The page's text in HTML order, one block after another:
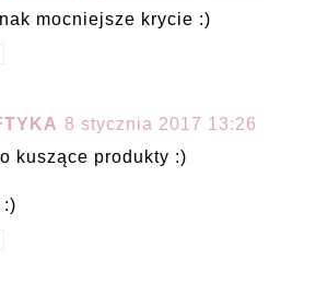
mocniejsze krycie :)
8 stycznia 2017 13:26
kuszące produkty :)
:)